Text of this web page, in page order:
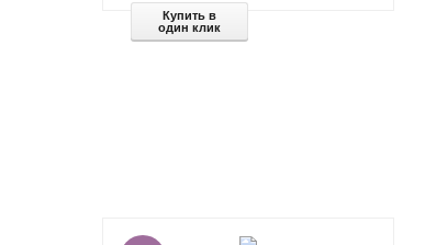
Купить в
один клик